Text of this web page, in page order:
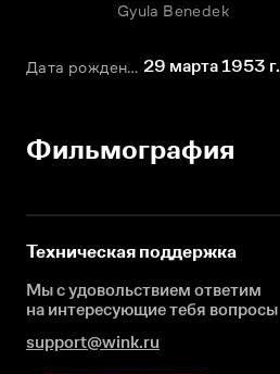
Gyula Benedek
Дата рождения 29 марта 1953 г.
Фильмография
Техническая поддержка
Мы с удовольствием ответим
на интересующиетебя вопросы
support@wink.ru